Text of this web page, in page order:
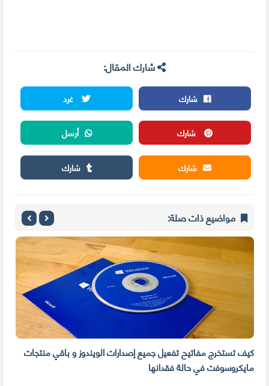
شارك المقال:
شارك
غرد
شارك
أرسل
شارك
شارك
مواضيع ذات صلة:
كيف تستخرج مفاتيح تفعيل جميع إصدارات الويندوز و باقي منتجات
مايكروسوفت في حالة فقدانها